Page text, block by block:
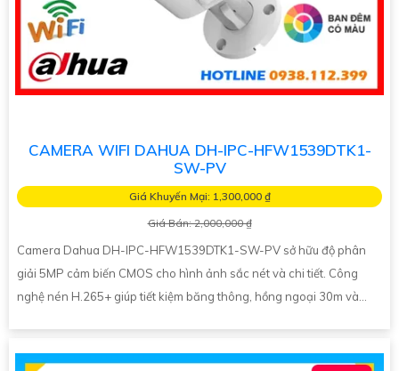
CAMERA WIFI DAHUA DH-IPC-HFW1539DTK1-
SW-PV
Giá Khuyến Mại: 1,300,000 ₫
Giá Bán: 2,000,000 ₫
Camera Dahua DH-IPC-HFW1539DTK1-SW-PV sở hữu độ phân
giải 5MP cảm biến CMOS cho hình ảnh sắc nét và chi tiết. Công
nghệ nén H.265+ giúp tiết kiệm băng thông, hồng ngoại 30m và...